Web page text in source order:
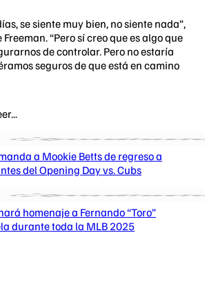
se siente muy bien, no siente nada”,
“Pero sí creo que es algo que
de controlar. Pero no estaría
seguros de que está en camino
a Mookie Betts de regreso a
del Opening Day vs. Cubs
homenaje a Fernando “Toro”
durante toda la MLB 2025